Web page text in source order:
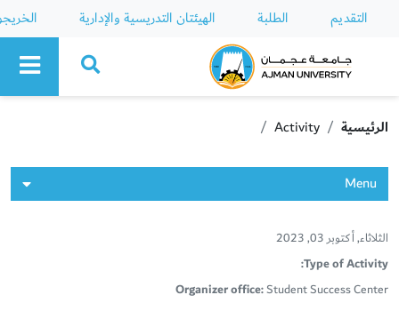
التقديم الطلبة الهيئتان التدريسية والإدارية
Ajman University
الرئيسية Activity
Menu
الثلاثاء, أكتوبر 03, 2023
Type of Activity:
Organizer office:Student Success Center